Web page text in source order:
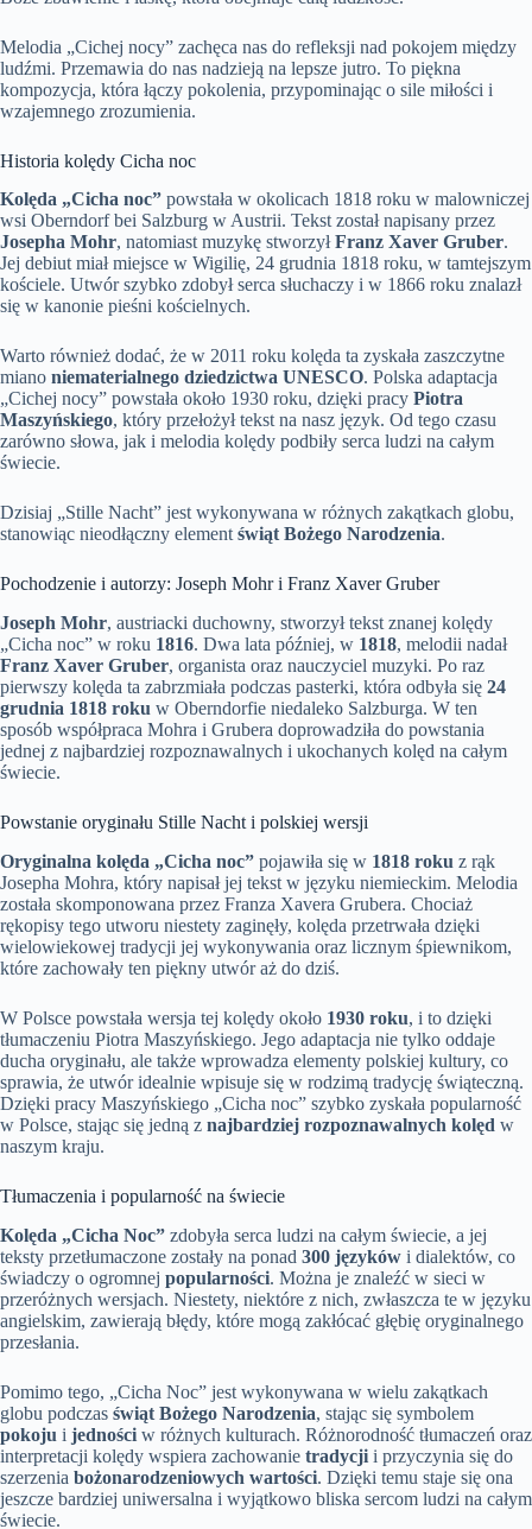
Melodia „Cichej nocy” zachęca nas do refleksji nad pokojem między
ludźmi. Przemawia do nas nadzieją na lepsze jutro. To piękna
kompozycja, która łączy pokolenia, przypominając o sile miłości i
wzajemnego zrozumienia.
Historia kolędy Cicha noc
Kolęda „Cicha noc” powstała w okolicach 1818 roku w malowniczej
wsi Oberndorf bei Salzburg w Austrii. Tekst został napisany przez
Josepha Mohr, natomiast muzykę stworzyłFranz Xaver Gruber.
Jej debiut miał miejsce w Wigilię, 24 grudnia 1818 roku, w tamtejszym
kościele. Utwór szybko zdobył serca słuchaczy i w 1866 roku znalazł
się w kanonie pieśni kościelnych.
Warto również dodać, że w 2011 roku kolęda ta zyskała zaszczytne
miano niematerialnego dziedzictwa UNESCO. Polska adaptacja
„Cichej nocy” powstała około 1930 roku, dzięki pracy Piotra
Maszyńskiego, który przełożył tekst na nasz język. Od tego czasu
zarówno słowa, jak i melodia kolędy podbiły serca ludzi na całym
świecie.
Dzisiaj „Stille Nacht” jest wykonywana w różnych zakątkach globu,
stanowiąc nieodłączny elementświąt Bożego Narodzenia.
Pochodzenie i autorzy: Joseph Mohr i Franz Xaver Gruber
Joseph Mohr, austriacki duchowny, stworzył tekst znanej kolędy
„Cicha noc” w roku 1816. Dwa lata później, w 1818, melodii nadał
Franz Xaver Gruber, organista oraz nauczyciel muzyki. Po raz
pierwszy kolęda ta zabrzmiała podczas pasterki, która odbyła się 24
grudnia 1818 roku w Oberndorfie niedaleko Salzburga. W ten
sposób współpraca Mohra i Grubera doprowadziła do powstania
jednej z najbardziej rozpoznawalnych i ukochanych kolęd na całym
świecie.
Powstanie oryginału Stille Nacht i polskiej wersji
Oryginalna kolęda „Cicha noc” pojawiła się w 1818 roku z rąk
Josepha Mohra, który napisał jej tekst w języku niemieckim. Melodia
została skomponowana przez Franza Xavera Grubera. Chociaż
rękopisy tego utworu niestety zaginęły, kolęda przetrwała dzięki
wielowiekowej tradycji jej wykonywania oraz licznym śpiewnikom,
które zachowały ten piękny utwór aż do dziś.
W Polsce powstała wersja tej kolędy około 1930 roku, i to dzięki
tłumaczeniu Piotra Maszyńskiego. Jego adaptacja nie tylko oddaje
ducha oryginału, ale także wprowadza elementy polskiej kultury, co
sprawia, że utwór idealnie wpisuje się w rodzimą tradycję świąteczną.
Dzięki pracy Maszyńskiego „Cicha noc” szybko zyskała popularność
w Polsce, stając się jedną z najbardziej rozpoznawalnych kolęd w
naszym kraju.
Tłumaczenia i popularność na świecie
Kolęda „Cicha Noc” zdobyła serca ludzi na całym świecie, a jej
teksty przetłumaczone zostały na ponad 300 języków i dialektów, co
świadczy o ogromnej popularności. Można je znaleźć w sieci w
przeróżnych wersjach. Niestety, niektóre z nich, zwłaszcza te w języku
angielskim, zawierają błędy, które mogą zakłócać głębię oryginalnego
przesłania.
Pomimo tego, „Cicha Noc” jest wykonywana w wielu zakątkach
globu podczas świąt Bożego Narodzenia, stając się symbolem
pokoju i jedności w różnych kulturach. Różnorodność tłumaczeń oraz
interpretacji kolędy wspiera zachowanie tradycji i przyczynia się do
szerzenia bożonarodzeniowych wartości. Dzięki temu staje się ona
jeszcze bardziej uniwersalna i wyjątkowo bliska sercom ludzi na całym
świecie.